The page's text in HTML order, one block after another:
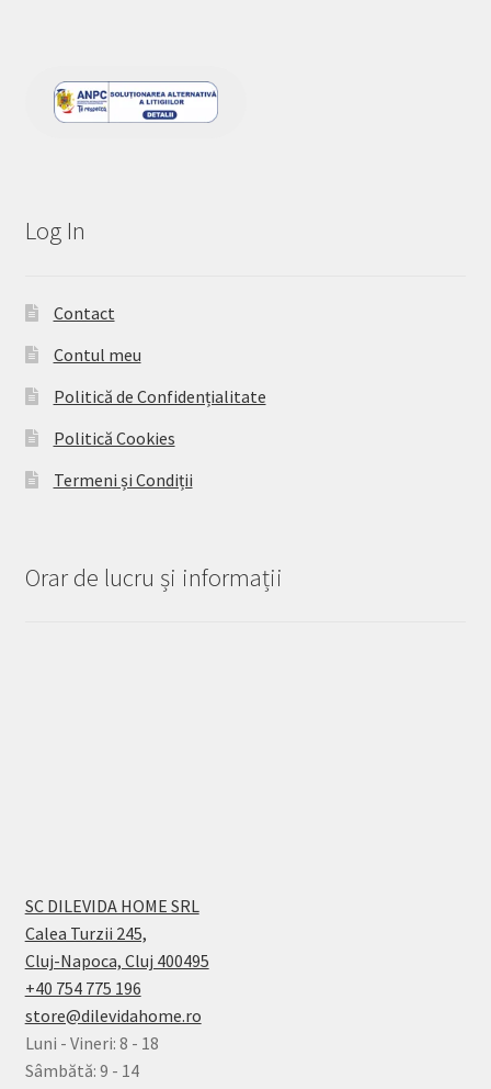
Log In
Contact
Contul meu
Politică de Confidențialitate
Politică Cookies
Termeni și Condiții
Orar de lucru și informații
SC DILEVIDA HOME SRL
Calea Turzii 245,
Cluj-Napoca, Cluj 400495
+40 754 775 196
store@dilevidahome.ro
Luni - Vineri: 8 - 18
Sâmbătă: 9 - 14